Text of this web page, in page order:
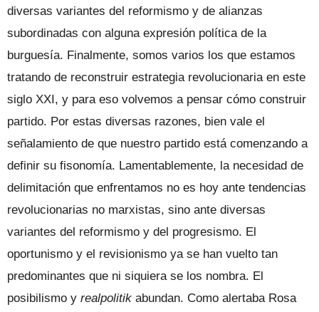
diversas variantes del reformismo y de alianzas
subordinadas con alguna expresión política de la
burguesía. Finalmente, somos varios los que estamos
tratando de reconstruir estrategia revolucionaria en este
siglo XXI, y para eso volvemos a pensar cómo construir
partido. Por estas diversas razones, bien vale el
señalamiento de que nuestro partido está comenzando a
definir su fisonomía. Lamentablemente, la necesidad de
delimitación que enfrentamos no es hoy ante tendencias
revolucionarias no marxistas, sino ante diversas
variantes del reformismo y del progresismo. El
oportunismo y el revisionismo ya se han vuelto tan
predominantes que ni siquiera se los nombra. El
posibilismo y realpolitik abundan. Como alertaba Rosa